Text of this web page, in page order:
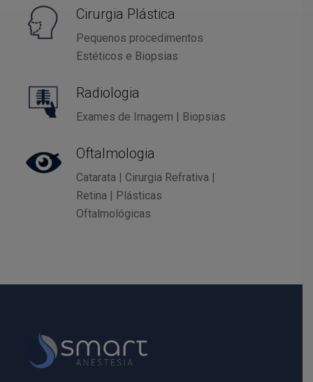
Cirurgia Plástica
Pequenos procedimentos
Estéticos e Biopsias
Radiologia
Exames de Imagem | Biopsias
Oftalmologia
Catarata | Cirurgia Refrativa |
Retina | Plásticas
Oftalmológicas